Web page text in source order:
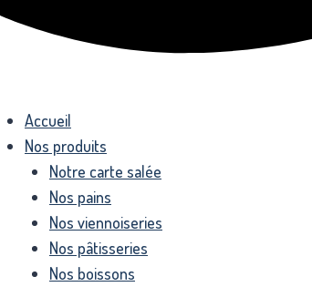
Accueil
Nos produits
Notre carte salée
Nos pains
Nos viennoiseries
Nos pâtisseries
Nos boissons